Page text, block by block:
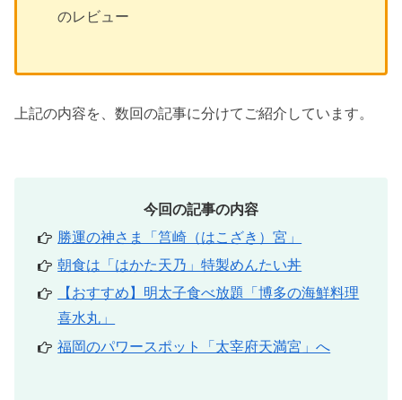
のレビュー
上記の内容を、数回の記事に分けてご紹介しています。
今回の記事の内容
勝運の神さま「筥崎（はこざき）宮」
朝食は「はかた天乃」特製めんたい丼
【おすすめ】明太子食べ放題「博多の海鮮料理
喜水丸」
福岡のパワースポット「太宰府天満宮」へ